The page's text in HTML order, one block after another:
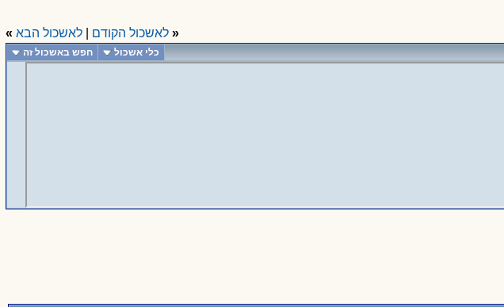
« לאשכול הקודם לאשכול הבא »
כלי אשכול חפש באשכול זה